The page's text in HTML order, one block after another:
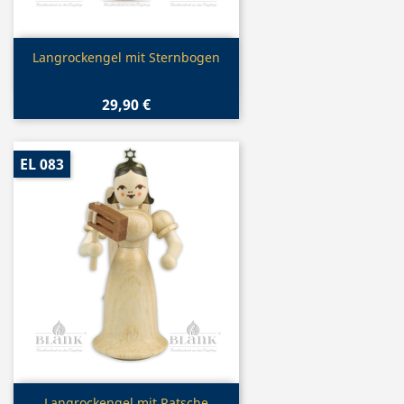
Vorschau
Langrockengel mit Sternbogen
29,90 €
EL 083